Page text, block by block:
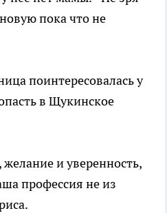
пока что не
поинтересовалась у
в Щукинское
и уверенность,
профессия не из